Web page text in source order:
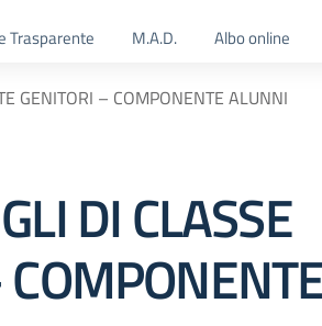
Trasparente M.A.D. Albo online
GENITORI – COMPONENTE ALUNNI
DI CLASSE